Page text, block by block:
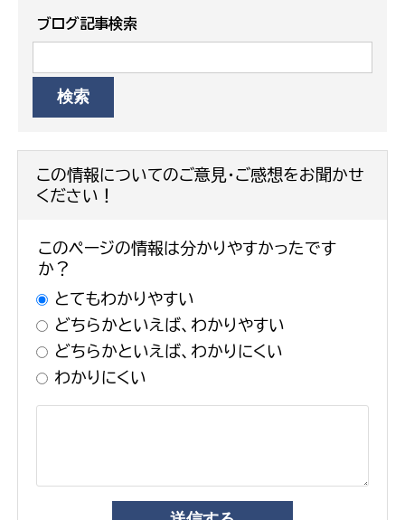
ブログ記事検索
この情報についてのご意見・ご感想をお聞かせ
ください！
このページの情報は分かりやすかったです
か？
とてもわかりやすい
どちらかといえば、わかりやすい
どちらかといえば、わかりにくい
わかりにくい